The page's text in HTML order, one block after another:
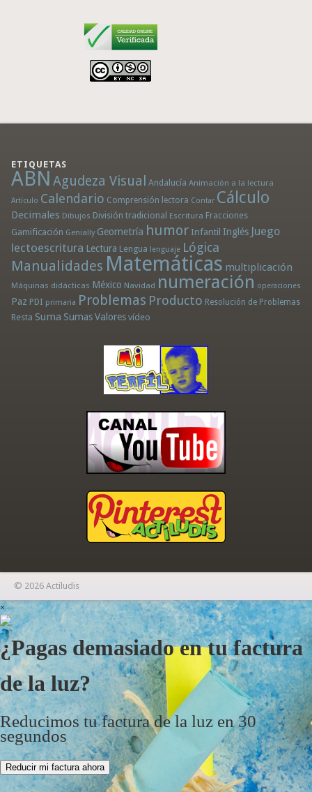
ETIQUETAS
ABN Agudeza Visual Andalucía Animación a la lectura
Artículo Calendario Comprensión lectora Contar Cálculo
Decimales Dibujos División tradicional Escritura Fracciones
Gamificación Genially Geometría humor Infantil Inglés Juego
lectoescritura Lectura Lengua lenguaje Lógica
Manualidades Matemáticas multiplicación
Máquinas didácticas México Navidad numeración operaciones
Paz PDI primaria Problemas Producto Resolución de Problemas
Resta Suma Sumas Valores vídeo
© 2026 Actiludis
×
¿Pagas demasiado en tu factura
de la luz?
Reducimos tu factura de la luz en 30
segundos
Reducir mi factura ahora